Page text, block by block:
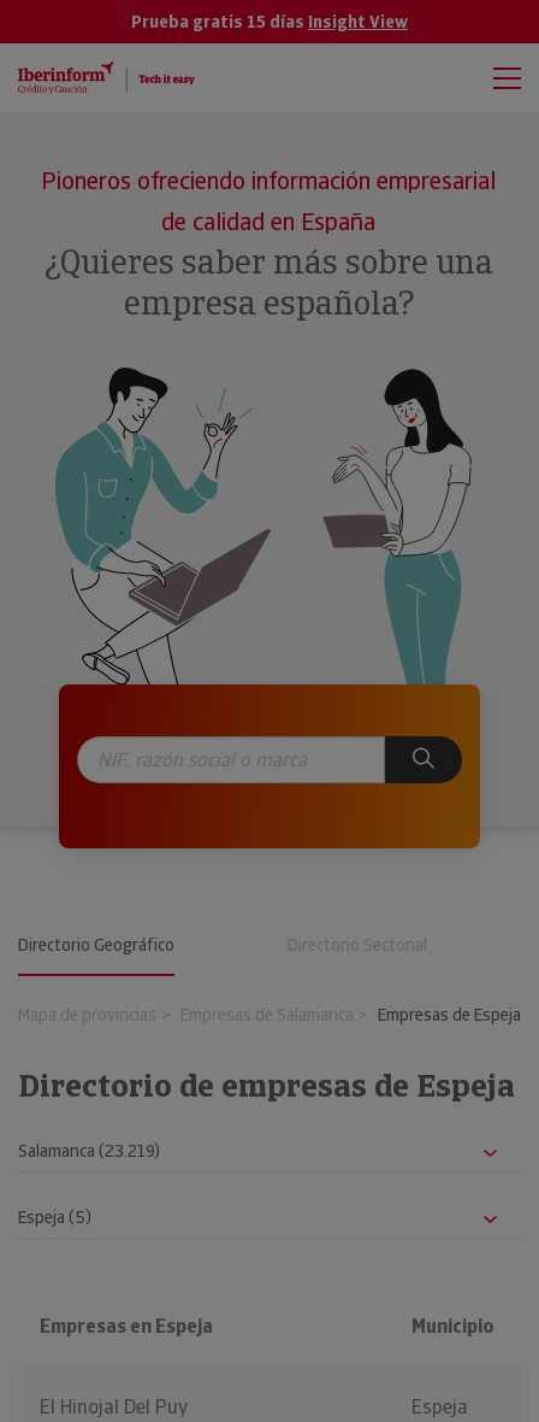
Prueba gratis 15 días Insight View
Pioneros ofreciendo información empresarial
de calidad en España
¿Quieres saber más sobre una
empresa española?
Directorio Geográfico Directorio Sectorial
Mapa de provincias Empresas de Salamanca Empresas de Espeja
Directorio de empresas de Espeja
Empresas en Espeja Municipio
El Hinojal Del Puy Espeja